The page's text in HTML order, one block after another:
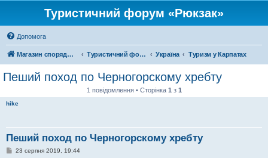
Туристичний форум «Рюкзак»
Допомога
Магазин спорядження Туристичний форум «Рюкзак» Україна Туризм у Карпатах
Пеший поход по Черногорскому хребту
1 повідомлення • Сторінка 1 з 1
hike
Пеший поход по Черногорскому хребту
П23 серпня 2019, 19:44